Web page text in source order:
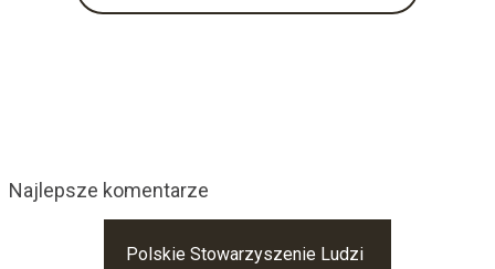
Najlepsze komentarze
Polskie Stowarzyszenie Ludzi